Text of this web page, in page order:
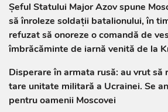
Şeful Statului Major Azov spune
să înroleze soldaţii batalionului, în
refuzat să onoreze o comandă de
îmbrăcăminte de iarnă venită de la
Disperare în armata rusă: au vrut să
tare unitate militară a Ucrainei. Se
pentru oamenii Moscovei